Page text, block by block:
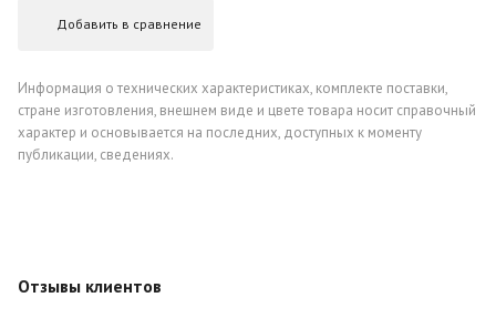
Добавить в сравнение
Информация о технических характеристиках, комплекте поставки,
стране изготовления, внешнем виде и цвете товара носит справочный
характер и основывается на последних, доступных к моменту
публикации, сведениях.
Отзывы клиентов